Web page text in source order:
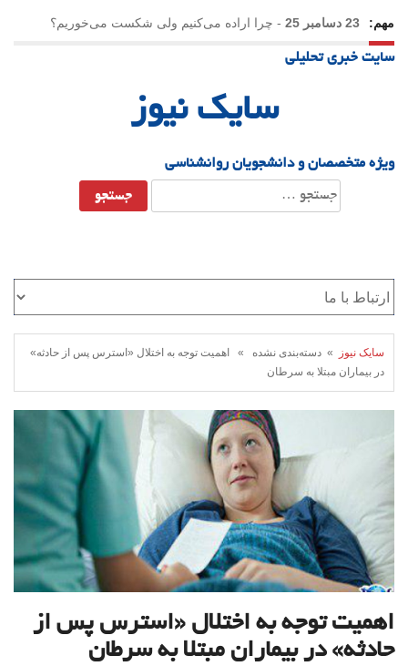
مهم: 23 دسامبر 25 - چرا اراده می‌کنیم ولی شکست می‌خوریم؟
21 دسامبر 25
سایت خبری تحلیلی
سایک نیوز
ویژه متخصصان و دانشجویان روانشناسی
جستجو
برای:
سایک نیوز
» دسته‌بندی نشده » اهمیت توجه به اختلال «استرس پس از حادثه»
در بیماران مبتلا به سرطان
اهمیت توجه به اختلال «استرس پس از
حادثه» در بیماران مبتلا به سرطان